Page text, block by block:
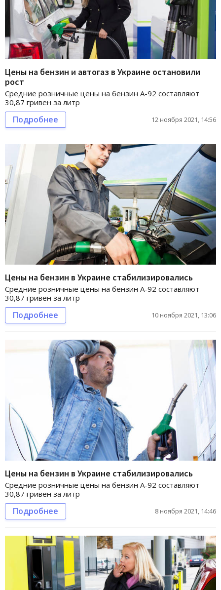
Цены на бензин и автогаз в Украине остановили
рост
Средние розничные цены на бензин А-92 составляют
30,87 гривен за литр
Подробнее 12 ноября 2021, 14:56
Цены на бензин в Украине стабилизировались
Средние розничные цены на бензин А-92 составляют
30,87 гривен за литр
Подробнее 10 ноября 2021, 13:06
Цены на бензин в Украине стабилизировались
Средние розничные цены на бензин А-92 составляют
30,87 гривен за литр
Подробнее 8 ноября 2021, 14:46